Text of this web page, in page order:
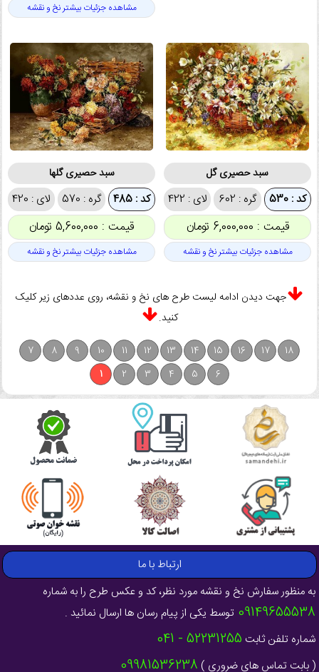
مشاهده جزئیات بیشتر نخ و نقشه
سبد حصیری گل
کد : 530 گره : 602 لای : 422
قیمت : 6,000,000 تومان
مشاهده جزئیات بیشتر نخ و نقشه
سبد حصیری گلها
کد : 485 گره : 570 لای : 420
قیمت : 5,600,000 تومان
مشاهده جزئیات بیشتر نخ و نقشه
جهت دیدن ادامه لیست طرح های نخ و نقشه، روی عددهای زیر کلیک
کنید.
18
17
16
15
14
13
12
11
10
9
8
7
6
5
4
3
2
1
ارتباط با ما
به منظور سفارش نخ و نقشه مورد نظر، کد و عکس طرح را به شماره
09149655538 توسط یکی از پیام رسان ها ارسال نمائید .
شماره تلفن ثابت 52231255 - 041
( بابت تماس های ضروری ) 09981536238